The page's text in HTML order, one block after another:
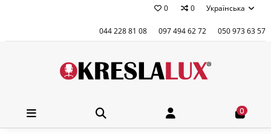
0 0 Українська
044 228 81 08 097 494 62 72 050 973 63 57
0